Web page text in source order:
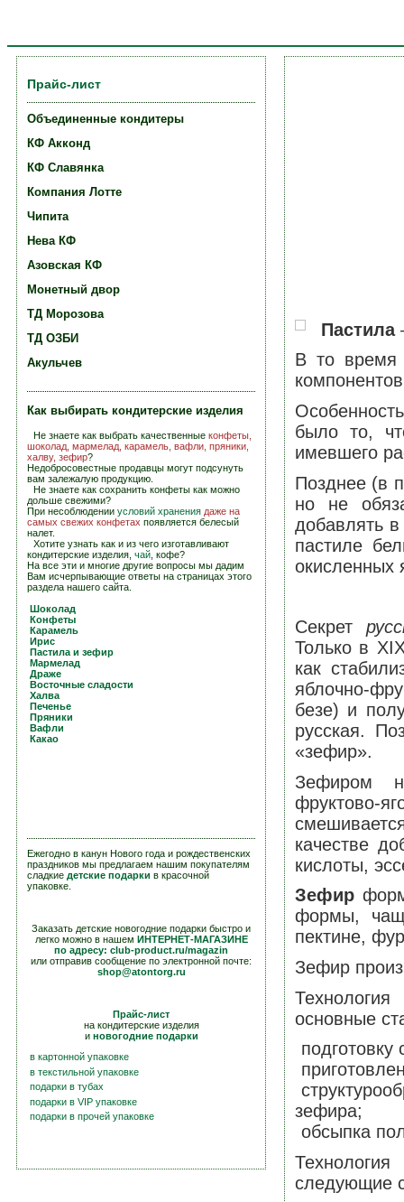
Прайс-лист
Объединенные кондитеры
КФ Акконд
КФ Славянка
Компания Лотте
Чипита
Нева КФ
Азовская КФ
Монетный двор
ТД Морозова
ТД ОЗБИ
Акульчев
Как выбирать кондитерские изделия
Не знаете как выбрать качественные конфеты,
шоколад, мармелад, карамель, вафли, пряники,
халву, зефир?
Недобросовестные продавцы могут подсунуть
вам залежалую продукцию.
Не знаете как сохранить конфеты как можно
дольше свежими?
При несоблюдении условий хранения даже на
самых свежих конфетах появляется белесый
налет.
Хотите узнать как и из чего изготавливают
кондитерские изделия, чай, кофе?
На все эти и многие другие вопросы мы дадим
Вам исчерпывающие ответы на страницах этого
раздела нашего сайта.
Шоколад
Конфеты
Карамель
Ирис
Пастила и зефир
Мармелад
Драже
Восточные сладости
Халва
Печенье
Пряники
Вафли
Какао
Ежегодно в канун Нового года и рождественских
праздников мы предлагаем нашим покупателям
сладкие детские подарки в красочной
упаковке.
Заказать детские новогодние подарки быстро и
легко можно в нашем ИНТЕРНЕТ-МАГАЗИНЕ
по адресу: club-product.ru/magazin
или отправив сообщение по электронной почте:
shop@atontorg.ru
Прайс-лист
на кондитерские изделия
и новогодние подарки
в картонной упаковке
в текстильной упаковке
подарки в тубах
подарки в VIP упаковке
подарки в прочей упаковке
Пастила
В то время
было то,
имевшего
Позднее (в
но не
добавлять
пастиле
окисленных
Секрет
Только в
как
яблочно-
безе) и
русская.
«зефир».
Зефиром
фруктово-
качестве
кислоты,
Зефир
формы,
пектине,
Зефир
основные
подготовку
зефира;
обсыпка
следующие